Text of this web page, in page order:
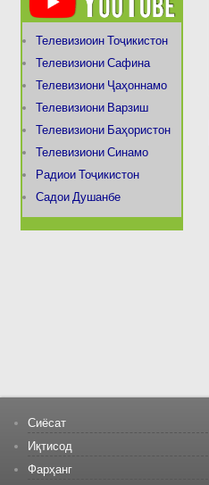
Телевизиоин Тоҷикистон
Телевизиони Сафина
Телевизиони Ҷаҳоннамо
Телевизиони Варзиш
Телевизиони Баҳористон
Телевизиони Синамо
Радиои Тоҷикистон
Садои Душанбе
Сиёсат
Иқтисод
Фарҳанг